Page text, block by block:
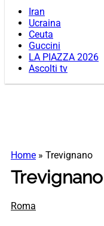
Iran
Ucraina
Ceuta
Guccini
LA PIAZZA 2026
Ascolti tv
Home » Trevignano
Trevignano
Roma